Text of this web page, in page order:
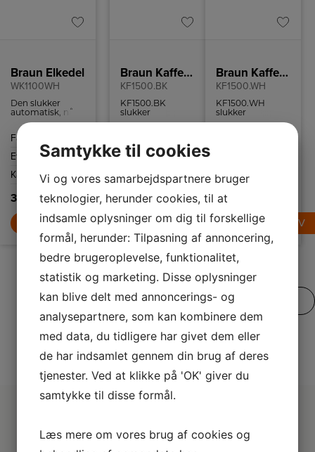
Braun Elkedel
WK1100WH
Den slukker
automatisk, når
temperaturen
har nået det
ønskede niveau,
hvis vandkanden
er tom, eller hvis
foden.
Farve
Effekt
2200 W
Kapacitet
1,7 L
329,-
LÆG I KURV
Braun Kaffemaskine
KF1500.BK
KF1500.BK
slukker
automatisk efter
sikker og godt
tilpas, at du ikke
kaffemaskinen
stå tændt
derhjemme.
Effekt
1000 W
Kapacitet
1,25 L
499,-
LÆG I KURV
Braun Kaffemaskine
KF1500.WH
KF1500.WH
slukker
automatisk efter
kaffemaskinen
stå tændt
derhjemme.
Kapacitet
499,-
LÆG I KURV
SE VORES FULDE UDVALG
Samtykke til cookies
Vi og vores samarbejdspartnere bruger
teknologier, herunder cookies, til at
indsamle oplysninger om dig til forskellige
formål, herunder: Tilpasning af annoncering,
bedre brugeroplevelse, funktionalitet,
statistik og marketing. Disse oplysninger
kan blive delt med annoncerings- og
analysepartnere, som kan kombinere dem
med data, du tidligere har givet dem eller
de har indsamlet gennem din brug af deres
tjenester. Ved at klikke på 'OK' giver du
samtykke til disse formål.
Læs mere om vores brug af cookies og